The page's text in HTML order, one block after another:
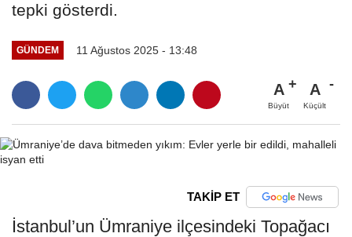
tepki gösterdi.
GÜNDEM 11 Ağustos 2025 - 13:48
A
Büyüt
A
Küçült
TAKİP ET
İstanbul’un Ümraniye ilçesindeki Topağacı